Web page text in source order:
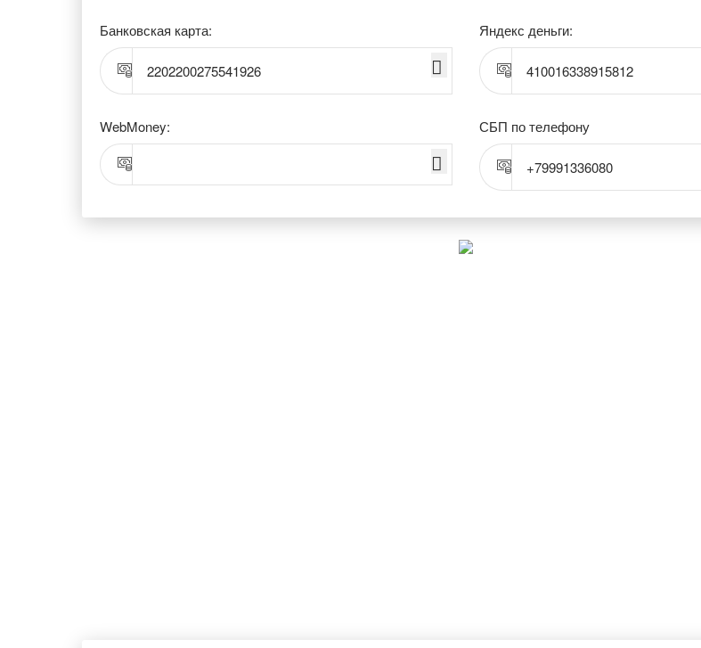
Банковская карта:
2202200275541926
Яндекс деньги:
410016338915812
WebMoney: СБП по телефону
+79991336080